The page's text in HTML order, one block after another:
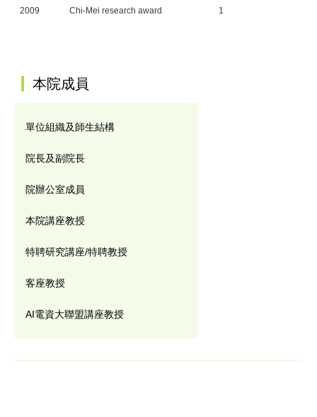
2009 Chi-Mei research award 1
本院成員
單位組織及師生結構
院長及副院長
院辦公室成員
本院講座教授
特聘研究講座/特聘教授
客座教授
AI電資大聯盟講座教授